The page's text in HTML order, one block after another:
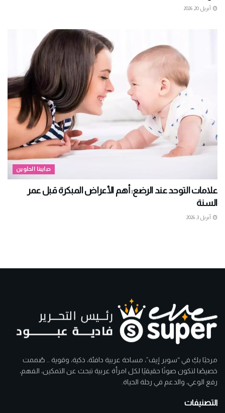
أبريل 20, 2026
حبايبنا الحلوين
علامات التوحد عند الرضع: أهم الأعراض المبكرة قبل عمر
السنة
أبريل 3, 2026
مرحبًا بكِ في “سوبر إيف”، مساحة عربية دافئة، ذكية، وقوية .. صُممت
خصيصًا لتكون صوتًا حقيقيًا لكل امرأة عربية تبحث عن التمكين، الفهم،
رفع الوعي، والدعم في رحلة الحياة.
التصنيفات